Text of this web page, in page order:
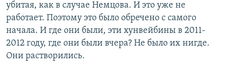
убитая, как в случае Немцова. И это уже не
работает. Поэтому это было обречено с самого
начала. И где они были, эти хунвейбины в 2011-
2012 году, где они были вчера? Не было их нигде.
Они растворились.